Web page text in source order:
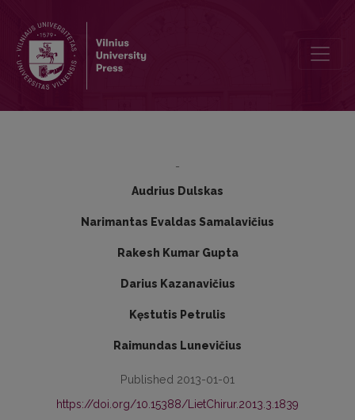
-
Audrius Dulskas
Narimantas Evaldas Samalavičius
Rakesh Kumar Gupta
Darius Kazanavičius
Kęstutis Petrulis
Raimundas Lunevičius
Published 2013-01-01
https://doi.org/10.15388/LietChirur.2013.3.1839